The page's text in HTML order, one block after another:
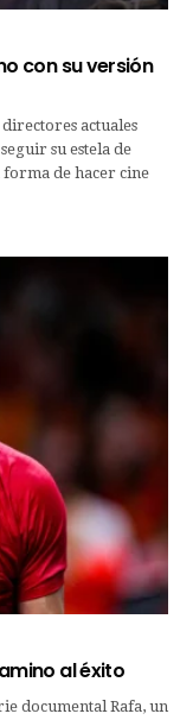
con su versión
actuales
su estela de
de hacer cine
al éxito
documental Rafa, un